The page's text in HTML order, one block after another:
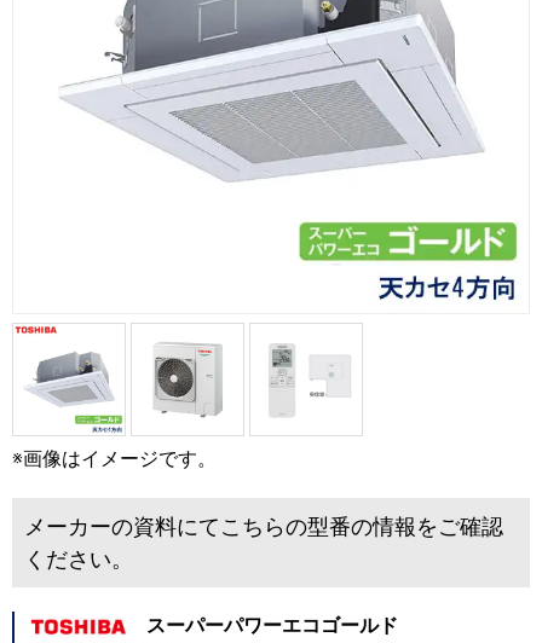
※画像はイメージです。
メーカーの資料にてこちらの型番の情報をご確認
ください。
スーパーパワーエコゴールド